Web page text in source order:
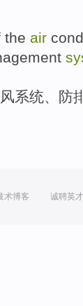
the air
系统、 防
术博客 诚聘英才